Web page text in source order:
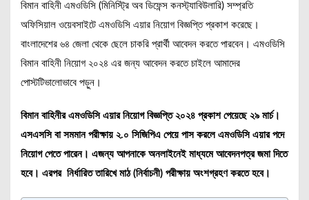
বিমান বাহিনী এমওডিসি (মিনিস্ট্রি অব ডিফেন্স কনস্ট্যাবিউলারি) সম্প্রতি
অফিসিয়াল ওয়েবসাইটে এমওডিসি এয়ার নিয়োগ বিজ্ঞপ্তি প্রকাশ করেছে।
বাংলাদেশের ৬৪ জেলা থেকে ছেলে চাকরি প্রার্থী আবেদন করতে পারবেন। এমওডিসি
বিমান বাহিনী নিয়োগ ২০২৪ এর জন্য আবেদন করতে চাইলে আমাদের
পোস্টটিভালোভাবে পড়ুন।
বিমান বাহিনীর এমওডিসি এয়ার নিয়োগ বিজ্ঞপ্তি ২০২৪ প্রকাশ পেয়েছে ২৯ মার্চ।
এসএসসি বা সমমান পরীক্ষায় ২.০ সিজিপিএ পেয়ে পাস করলে এমওডিসি এয়ার পদে
নিয়োগ পেতে পারেন। এজন্য আপনাকে অনলাইনেই মাধ্যমে আবেদনপত্র জমা দিতে
হবে। এরপর নির্ধারিত তারিখে মাঠ (নির্বাচনী) পরীক্ষায় অংশগ্রহণ করতে হবে।